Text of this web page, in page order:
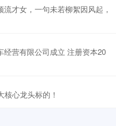
才女，一句未若柳絮因风起，
营有限公司成立 注册资本20
心龙头标的！